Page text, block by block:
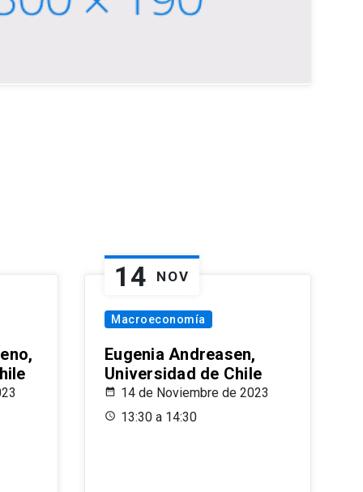
14 NOV
Macroeconomía
Eugenia Andreasen,
Universidad de Chile
14 de Noviembre de 2023
13:30 a 14:30